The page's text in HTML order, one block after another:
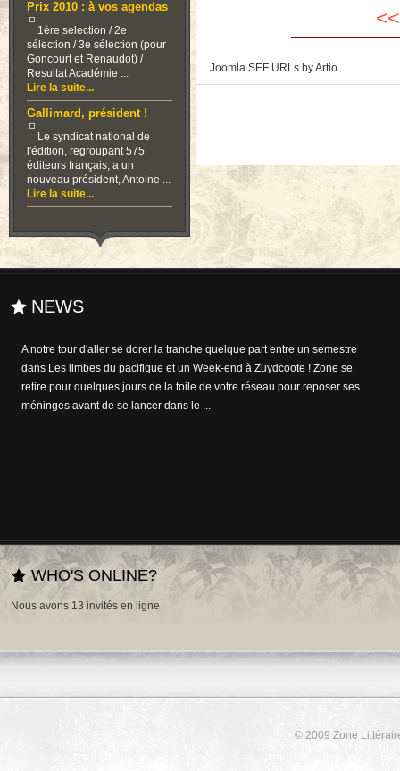
Prix 2010 : à vos agendas
1ère selection / 2e
sélection / 3e sélection (pour
Goncourt et Renaudot) /
Resultat Académie ...
Lire la suite...
Gallimard, président !
Le syndicat national de
l'édition, regroupant 575
éditeurs français, a un
nouveau président, Antoine ...
Lire la suite...
Joomla SEF URLs by Artio
NEWS
A notre tour d'aller se dorer la tranche quelque part entre un semestre
dans Les limbes du pacifique et un Week-end à Zuydcoote ! Zone se
retire pour quelques jours de la toile de votre réseau pour reposer ses
méninges avant de se lancer dans le ...
WHO'S ONLINE?
Nous avons 13 invités en ligne
© 2009 Zone